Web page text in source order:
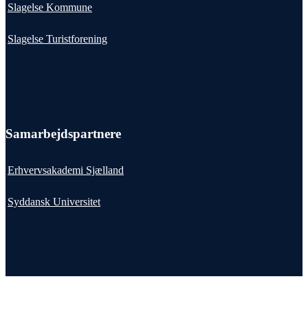
Slagelse Kommune
Slagelse Turistforening
Samarbejdspartnere
Erhvervsakademi Sjælland
Syddansk Universitet